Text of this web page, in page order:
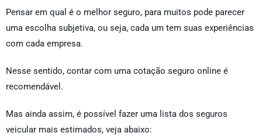
Pensar em qual é o melhor seguro, para muitos pode parecer
uma escolha subjetiva, ou seja, cada um tem suas experiências
com cada empresa.
Nesse sentido, contar com uma cotação seguro online é
recomendável.
Mas ainda assim, é possível fazer uma lista dos seguros
veicular mais estimados, veja abaixo: